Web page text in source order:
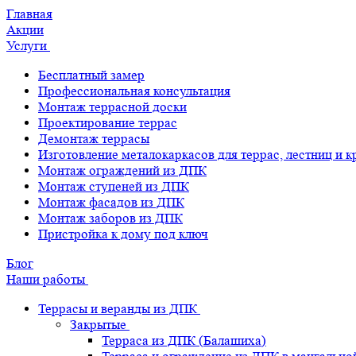
Главная
Акции
Услуги
Бесплатный замер
Профессиональная консультация
Монтаж террасной доски
Проектирование террас
Демонтаж террасы
Изготовление металокаркасов для террас, лестниц и
Монтаж ограждений из ДПК
Монтаж ступеней из ДПК
Монтаж фасадов из ДПК
Монтаж заборов из ДПК
Пристройка к дому под ключ
Блог
Наши работы
Террасы и веранды из ДПК
Закрытые
Терраса из ДПК (Балашиха)